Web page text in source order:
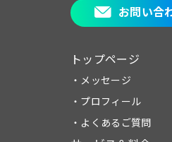
お問い合
トップページ
・メッセージ
・プロフィール
・よくあるご質問